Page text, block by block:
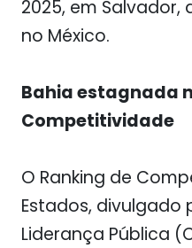
2025, em
no México.
Bahia estagnada
Competitividade
O Ranking de
Estados, divulgado
Liderança Pública